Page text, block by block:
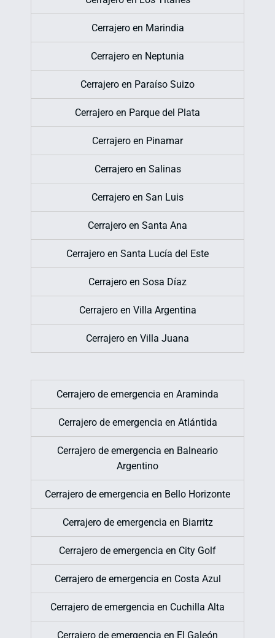
Cerrajero en Marindia
Cerrajero en Neptunia
Cerrajero en Paraíso Suizo
Cerrajero en Parque del Plata
Cerrajero en Pinamar
Cerrajero en Salinas
Cerrajero en San Luis
Cerrajero en Santa Ana
Cerrajero en Santa Lucía del Este
Cerrajero en Sosa Díaz
Cerrajero en Villa Argentina
Cerrajero en Villa Juana
Cerrajero de emergencia en Araminda
Cerrajero de emergencia en Atlántida
Cerrajero de emergencia en Balneario
Argentino
Cerrajero de emergencia en Bello Horizonte
Cerrajero de emergencia en Biarritz
Cerrajero de emergencia en City Golf
Cerrajero de emergencia en Costa Azul
Cerrajero de emergencia en Cuchilla Alta
Cerrajero de emergencia en El Galeón